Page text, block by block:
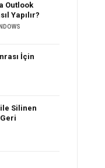
Outlook
Yapılır?
İçin
Silinen